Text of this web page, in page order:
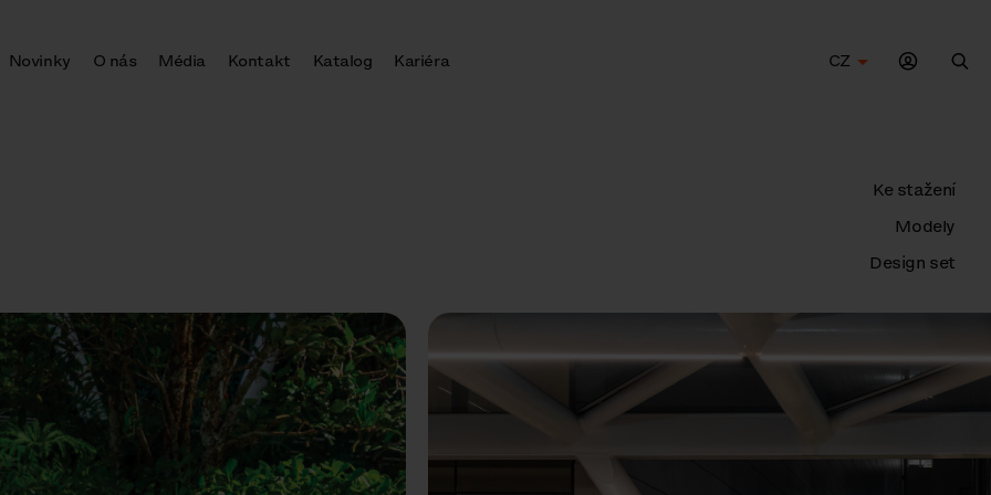
Novinky O nás Média Kontakt Katalog Kariéra
CZ
Ke stažení
Modely
Design set